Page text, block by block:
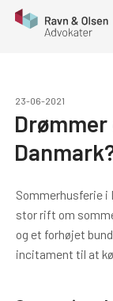
23-06-2021
Sommerhusferie i
stor rift om
og et forhøjet
incitament til at